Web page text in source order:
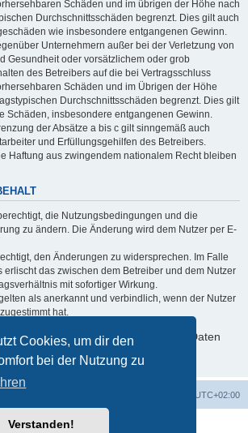
Cookies, um dir den
bei der Nutzung zu
Verstanden!
Schäden und im übrigen der Höhe nach
Durchschnittsschäden begrenzt. Dies gilt auch
wie insbesondere entgangenen Gewinn.
Unternehmern außer bei der Verletzung von
Gesundheit oder vorsätzlichem oder grob
des Betreibers auf die bei Vertragsschluss
Schäden und im Übrigen der Höhe
Durchschnittsschäden begrenzt. Dies gilt
Schäden, insbesondere entgangenen Gewinn.
der Absätze a bis c gilt sinngemäß auch
und Erfüllungsgehilfen des Betreibers.
Haftung aus zwingendem nationalem Recht bleiben
die Nutzungsbedingungen und die
zu ändern. Die Änderung wird dem Nutzer per E-
den Änderungen zu widersprechen. Im Falle
erlischt das zwischen dem Betreiber und dem Nutzer
mit sofortiger Wirkung.
als anerkannt und verbindlich, wenn der Nutzer
hat.
Umgang mit deinen persönlichen Daten
enthalten.
UTC+02:00
byphpBB® Forum Software © phpBB Limited